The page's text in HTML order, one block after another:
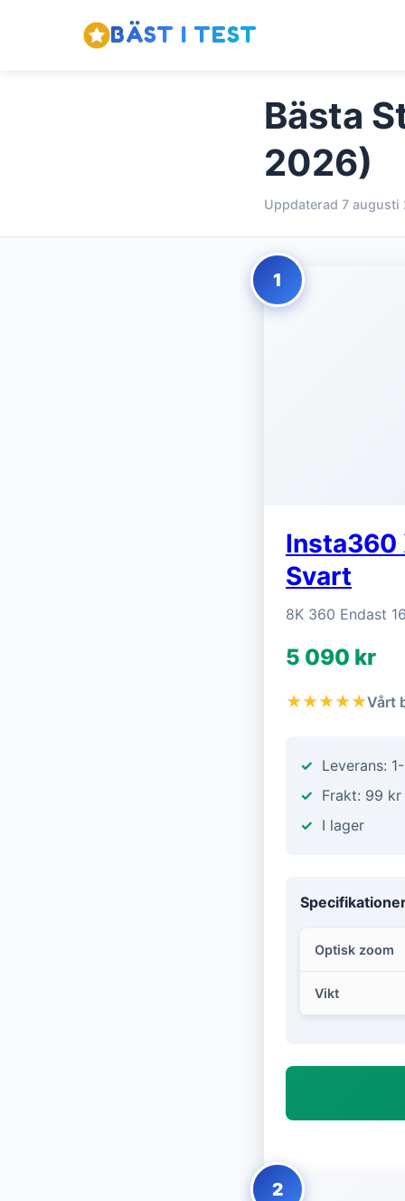
BÄST I TEST
Bästa
2026)
Uppdaterad 7
1
Insta360
Svart
8K 360 Endast
5 090 kr
★★★★★Vårt
Leverans:
Frakt: 99 kr
I lager
Optisk zoom
Vikt
2